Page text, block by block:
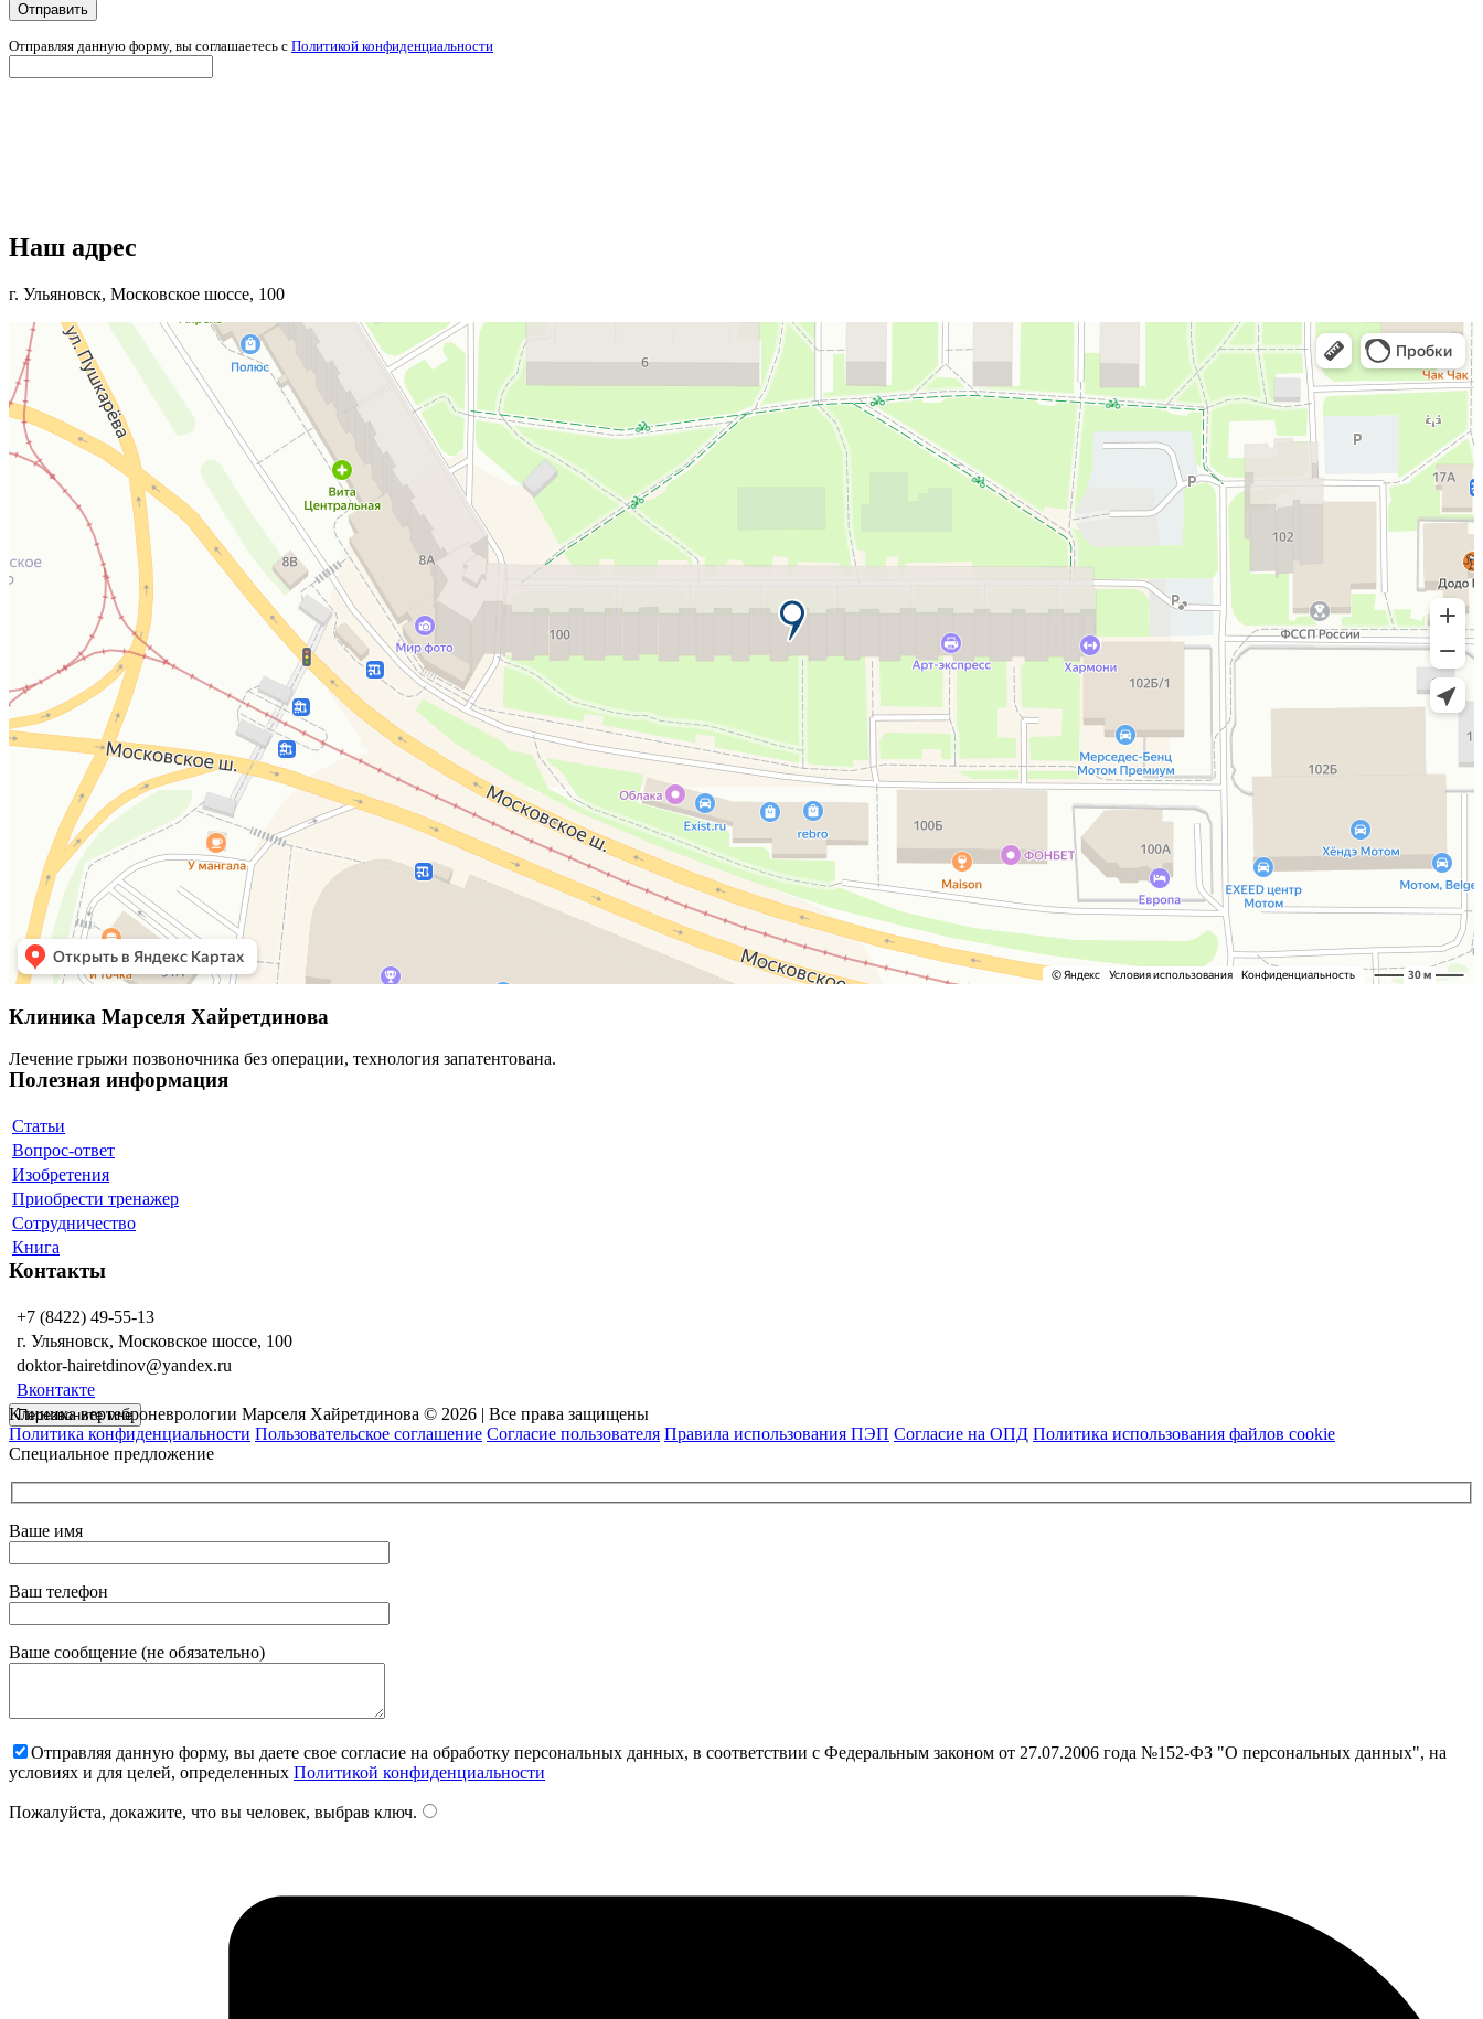
Отправить
Отправляя данную форму, вы соглашаетесь c Политикой конфиденциальности
Наш адрес
г. Ульяновск, Московское шоссе, 100
Клиника Марселя Хайретдинова
Лечение грыжи позвоночника без операции, технология запатентована.
Полезная информация
Статьи
Вопрос-ответ
Изобретения
Приобрести тренажер
Сотрудничество
Книга
Контакты
+7 (8422) 49-55-13
г. Ульяновск, Московское шоссе, 100
doktor-hairetdinov@yandex.ru
Вконтакте
Перезвоните мне
Клиника вертеброневрологии Марселя Хайретдинова © 2026 | Все права защищены
Политика конфиденциальности Пользовательское соглашение Согласие пользователя Правила использования ПЭП Согласие на ОПД Политика использования файлов cookie
Специальное предложение
Ваше имя
Ваш телефон
Ваше сообщение (не обязательно)
Отправляя данную форму, вы даете свое согласие на обработку персональных данных, в соответствии с Федеральным законом от 27.07.2006 года №152-ФЗ "О персональных данных", на
условиях и для целей, определенных Политикой конфиденциальности
Пожалуйста, докажите, что вы человек, выбрав ключ.